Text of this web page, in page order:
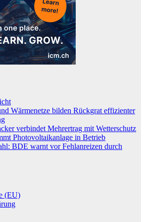
Wärmenetze bilden Rückgrat effizienter
verbindet Mehrertrag mit Wetterschutz
Photovoltaikanlage in Betrieb
BDE warnt vor Fehlanreizen durch
(EU)